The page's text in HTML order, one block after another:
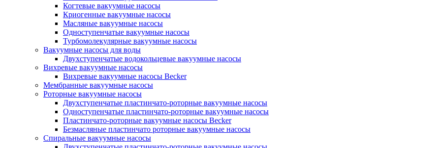
Когтевые вакуумные насосы
Криогенные вакуумные насосы
Масляные вакуумные насосы
Одноступенчатые вакуумные насосы
Турбомолекулярные вакуумные насосы
Вакуумные насосы для воды
Двухступенчатые водокольцевые вакуумные насосы
Вихревые вакуумные насосы
Вихревые вакуумные насосы Becker
Мембранные вакуумные насосы
Роторные вакуумные насосы
Двухступенчатые пластинчато-роторные вакуумные насосы
Одноступенчатые пластинчато-роторные вакуумные насосы
Пластинчато-роторные вакуумные насосы Becker
Безмасляные пластинчато роторные вакуумные насосы
Спиральные вакуумные насосы